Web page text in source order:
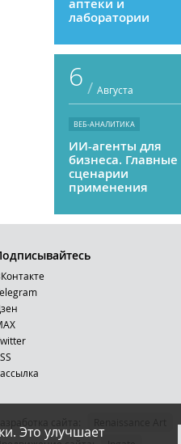
аптеки и
лаборатории
6 / Августа
ВЕБ-АНАЛИТИКА
ИИ-агенты для
бизнеса. Главные
сценарии
применения
Это улучшает